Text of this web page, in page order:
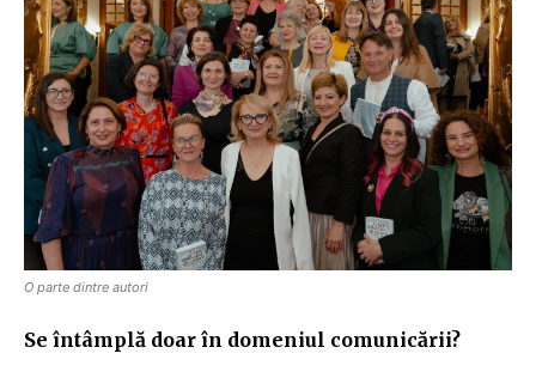
O parte dintre autori
Se întâmplă doar în domeniul comunicării?